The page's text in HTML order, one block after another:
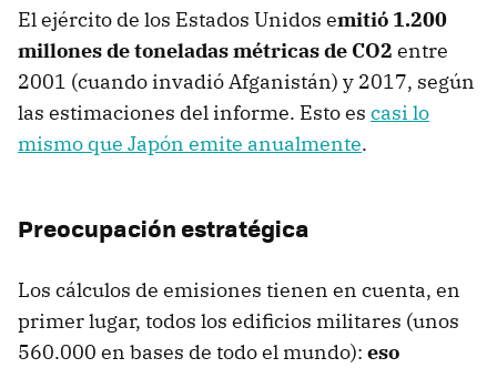
El ejército de los Estados Unidos emitió 1.200
millones de toneladas métricas de CO2 entre
2001 (cuando invadió Afganistán) y 2017, según
las estimaciones del informe. Esto es casi lo
mismo que Japón emite anualmente.
Preocupación estratégica
Los cálculos de emisiones tienen en cuenta, en
primer lugar, todos los edificios militares (unos
560.000 en bases de todo el mundo): eso